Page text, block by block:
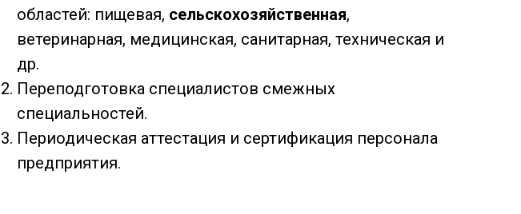
областей: пищевая, сельскохозяйственная,
ветеринарная, медицинская, санитарная, техническая и
др.
Переподготовка специалистов смежных
специальностей.
Периодическая аттестация и сертификация персонала
предприятия.